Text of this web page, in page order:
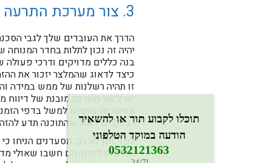
3. צור מערכת התרעה יעילה ותקשורת טובה בתוך המסעדה
הדרך את העובדים שלך לגבי
יהיה זה נכון לתלות בחדר
בנה כללים מדויקים ודרכי
כיצד לדאוג שהמלצר יזכור את
זו תהיה רשלנות של ממש במידה
יש ליצור מערכת מובנת של
אפשר להשתמש למשל בדפי
רבות) יש דאוג שהתוכנה תדע
לפני זמן לא רב, מסעדנים הניחו
אלרגיות למזון, הם חשבו שאולי
תוכלו לקבוע תור או להשאיר
הודעה במוקד הטלפוני
0532121363​